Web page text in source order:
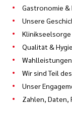
Gastronomie &
Unsere
Klinikseelsorge
Qualität &
Wahlleistungen
Wir sind Teil
Unser
Zahlen, Daten,